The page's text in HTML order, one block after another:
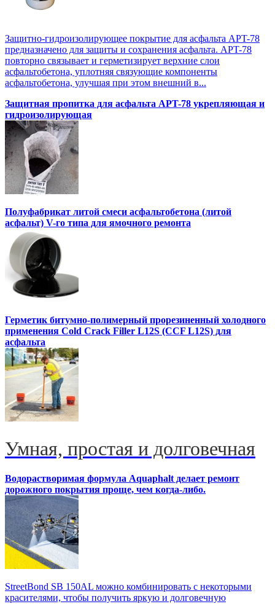
Защитно-гидроизолирующее покрытие для асфальта APT-78
предназначено для защиты и сохранения асфальта. APT-78
повторно связывает и герметизирует верхние слои
асфальтобетона, уплотняя связующие компоненты
асфальтобетона, улучшая при этом внешний в...
Защитная пропитка для асфальта APT-78 укрепляющая и
гидроизолирующая
Полуфабрикат литой смеси асфальтобетона (литой
асфальт) V-го типа для ямочного ремонта
Герметик битумно-полимерный прорезиненный холодного
применения Cold Crack Filler L12S (ССF L12S) для
асфальта
Умная, простая и долговечная
Водорастворимая формула Aquaphalt делает ремонт
дорожного покрытия проще, чем когда-либо.
StreetBond SB 150AL можно комбинировать с некоторыми
красителями, чтобы получить яркую и долговечную